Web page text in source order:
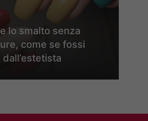
lo smalto senza
come se fossi